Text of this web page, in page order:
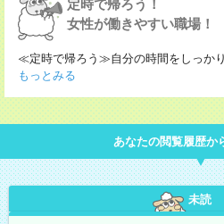
定時で帰ろう！
女性が働きやすい職場！
≪定時で帰ろう≫自分の時間をしっか
もっとみる
あなたの閲覧履歴か
未読